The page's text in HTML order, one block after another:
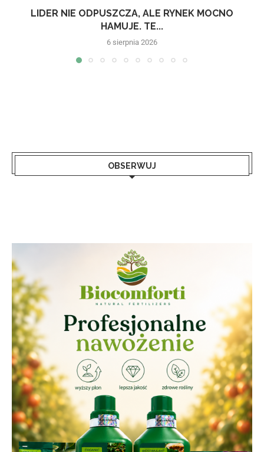
LIDER NIE ODPUSZCZA, ALE RYNEK MOCNO
HAMUJE. TE...
6 sierpnia 2026
OBSERWUJ